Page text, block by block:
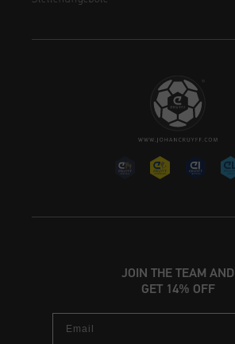
JOIN THE TEAM AND
GET 14% OFF